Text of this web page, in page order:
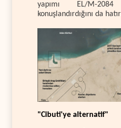
yapımı EL/M-
konuşlandırdığını da
"Cibuti'ye alternatif"